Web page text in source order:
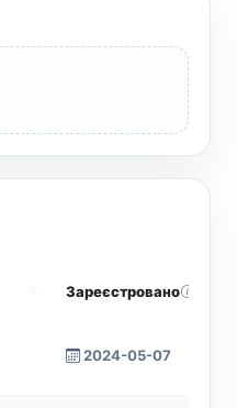
Зареєстровано
2024-05-07